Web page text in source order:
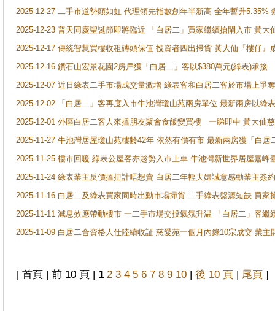
2025-12-27 二手市道勢頭如虹 代理領先指數創年半新高 全年暫升5.35%
2025-12-23 普天同慶聖誕節即將臨近 「白居二」買家繼續搶閘入市 黃
2025-12-17 傳統智慧買樓收租磚頭保值 投資者四出掃貨 黃大仙『樓仔
2025-12-16 鑽石山宏景花園2房戶獲「白居二」客以$380萬元(綠表)承接
2025-12-07 近日綠表二手市場成交量激增 綠表客和白居二客於市場上
2025-12-02 「白居二」客再度入市牛池灣瓊山苑兩房單位 最新兩房以綠
2025-12-01 外區白居二客人來搵朋友聚會食飯變買樓 一睇即中 黃大仙
2025-11-27 牛池灣居屋瓊山苑樓齢42年 依然有價有市 最新兩房獲「白居
2025-11-25 樓市回暖 綠表公屋客亦趁勢入市上車 牛池灣新世界居屋嘉峰
2025-11-24 綠表業主反價搵扭計唔想賣 白居二年輕夫婦誠意感動業主簽
2025-11-16 白居二及綠表買家同時出動市場掃貨 二手綠表盤源短缺 買
2025-11-11 減息效應帶動樓市 一二手市場交投氣氛升温 「白居二」客
2025-11-09 白居二合資格人仕陸續收証 慈愛苑一個月內錄10宗成交 業
[ 首頁 | 前 10 頁 | 1 2 3 4 5 6 7 8 9 10 | 後 10 頁 | 尾頁 ]